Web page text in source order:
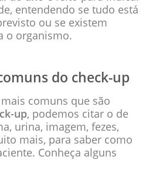
entendendo se tudo está
ou se existem
o organismo.
do check-up
comuns que são
up, podemos citar o de
urina, imagem, fezes,
mais, para saber como
Conheça alguns